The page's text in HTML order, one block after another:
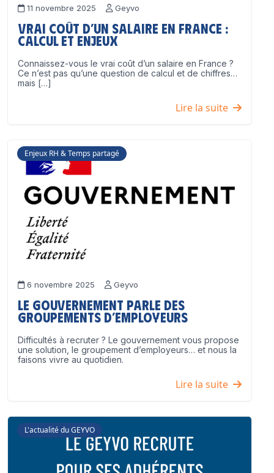
11 novembre 2025 Geyvo
Vrai coût d’un salaire en France :
calcul et enjeux
Connaissez-vous le vrai coût d’un salaire en France ?
Ce n’est pas qu’une question de calcul et de chiffres…
mais […]
Lire la suite
Enjeux RH & Temps partagé
6 novembre 2025 Geyvo
Le Gouvernement parle des
groupements d’employeurs
Difficultés à recruter ? Le gouvernement vous propose
une solution, le groupement d’employeurs… et nous la
faisons vivre au quotidien.
Lire la suite
L'actualité du GEYVO